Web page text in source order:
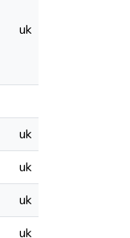
uk
uk
uk
uk
uk